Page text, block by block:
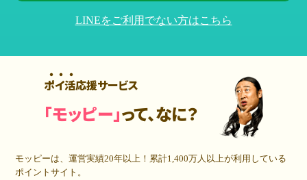
LINEをご利用でない方はこちら
ポイ活応援サービス
「モッピー」って、なに？
モッピーは、運営実績20年以上！累計1,400万人 以上が利用している
ポイントサイト。